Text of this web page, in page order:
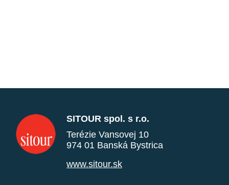
SITOUR spol. s r.o.
Terézie Vansovej 10
974 01 Banská Bystrica
www.sitour.sk